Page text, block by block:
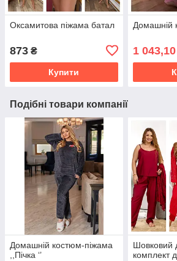
Оксамитова піжама батал
873 ₴
Купити
Домашній
1 043,10
Подібні товари компанії
Домашній костюм-піжама
,,Пічка ‘’
Шовковий
комплект